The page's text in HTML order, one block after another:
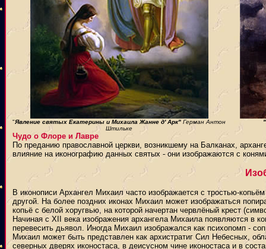
"Явление святых Екатерины и Михаила Жанне д' Арк" Герман Антон
Штильке
Чудо о Флоре и Лавре
По преданию православной церкви, возникшему на Балканах,
влияние на иконографию данных святых - они изображаются с
В иконописи Архангел Михаил часто изображается с тростью-
другой. На более поздних иконах Михаил может изображаться
копьё с белой хоругвью, на которой начертан червлёный крест
Начиная с XII века изображения архангела Михаила появляются в
перевесить дьявол. Иногда Михаил изображался как психопомп -
Михаил может быть представлен как архистратиг Сил Небесных,
северных дверях иконостаса, в деисусном чине иконостаса и в